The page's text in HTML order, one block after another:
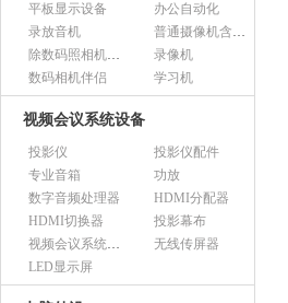
平板显示设备
办公自动化
录放音机
普通摄像机含附件
除数码照相机以外的照相机及器材
录像机
数码相机伴侣
学习机
视频会议系统设备
投影仪
投影仪配件
专业音箱
功放
数字音频处理器
HDMI分配器
HDMI切换器
投影幕布
视频会议系统设备（市采）
无线传屏器
LED显示屏